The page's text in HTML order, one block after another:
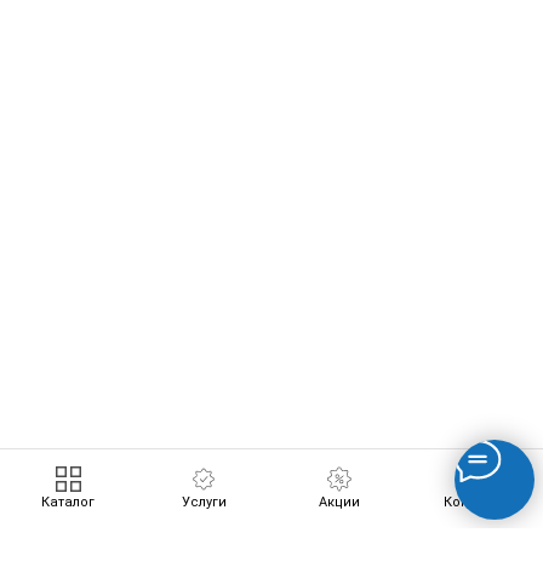
Каталог Услуги Акции Контакты